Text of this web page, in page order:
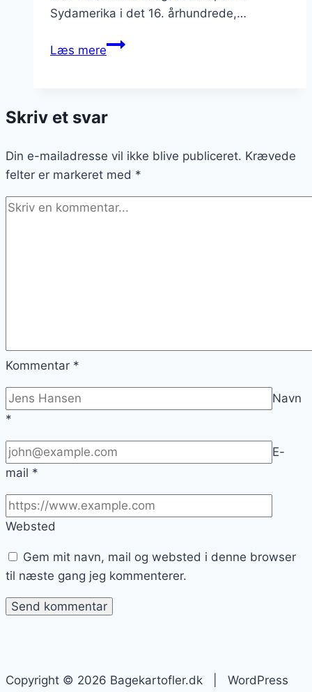
Sydamerika i det 16. århundrede,…
Læs mereBagekartofler
gæsterne
disse
opskrifter
Skriv et svar
Din e-mailadresse vil ikke blive publiceret. Krævede
felter er markeret med *
Kommentar *
Navn
*
E-
mail *
Websted
Gem mit navn, mail og websted i denne browser
til næste gang jeg kommenterer.
Copyright © 2026 Bagekartofler.dk | WordPress